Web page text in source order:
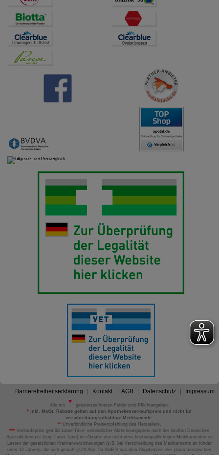
Barrierefreiheitserklärung Kontakt AGB Datenschutz Impressum
Alle mit
gekennzeichneten Felder sind Pflichtangaben.
*inkl. MwSt. Rabatte gelten auf den Apothekenverkaufspreis und nicht für
verschreibungspflichtige Medikamente.
** Unverbindliche Preisempfehlung des Herstellers.
*** Verkaufspreis gemäß Lauer-Taxe; verbindlicher Abrechnungspreis nach der Großen Deutschen
Spezialitätentaxe (sog. Lauer-Taxe) bei Abgabe von nicht verschreibungspflichtigen Medikamenten zu
Lasten der gesetzlichen Krankenversicherungen (z.B. bei Verschreibung des Medikaments an Kinder
unter 12 Jahren), die sich gemäß §129 Abs. 5a SGB V aus dem Abgabepreis des pharmazeutischen